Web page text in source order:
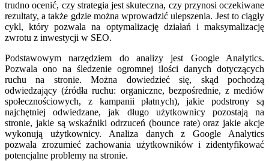
trudno ocenić, czy strategia jest skuteczna, czy przynosi oczekiwane
rezultaty, a także gdzie można wprowadzić ulepszenia. Jest to ciągły
cykl, który pozwala na optymalizację działań i maksymalizację
zwrotu z inwestycji w SEO.
Podstawowym narzędziem do analizy jest Google Analytics.
Pozwala ono na śledzenie ogromnej ilości danych dotyczących
ruchu na stronie. Można dowiedzieć się, skąd pochodzą
odwiedzający (źródła ruchu: organiczne, bezpośrednie, z mediów
społecznościowych, z kampanii płatnych), jakie podstrony są
najchętniej odwiedzane, jak długo użytkownicy pozostają na
stronie, jakie są wskaźniki odrzuceń (bounce rate) oraz jakie akcje
wykonują użytkownicy. Analiza danych z Google Analytics
pozwala zrozumieć zachowania użytkowników i zidentyfikować
potencjalne problemy na stronie.